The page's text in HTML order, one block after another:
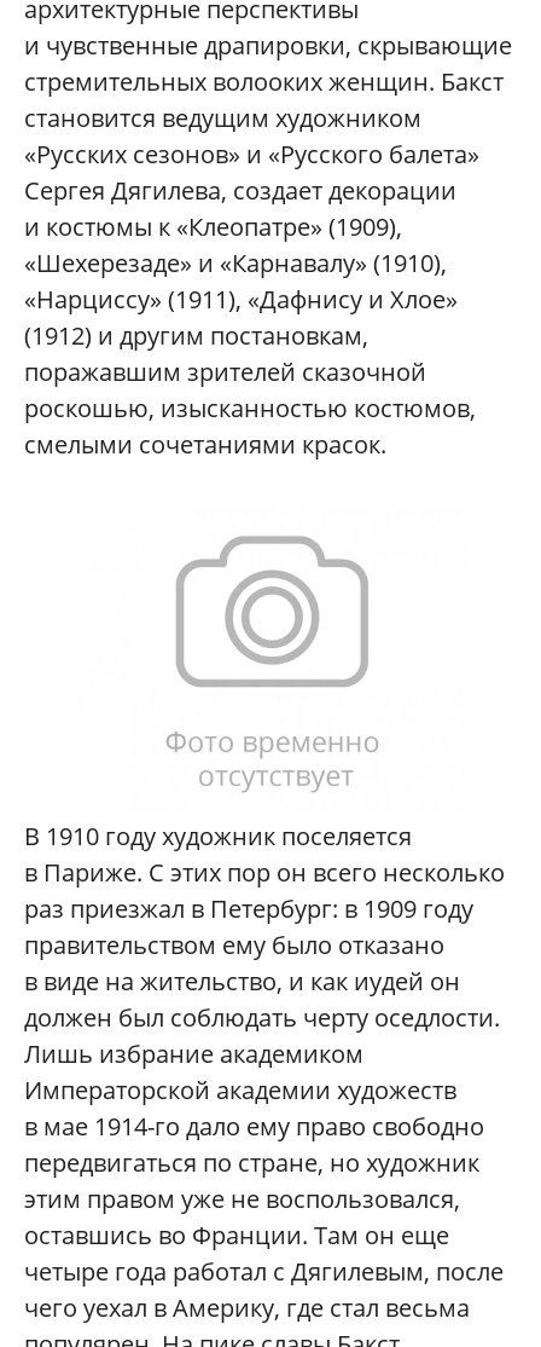
архитектурные перспективы
и чувственные драпировки, скрывающие
стремительных волооких женщин. Бакст
становится ведущим художником
«Русских сезонов» и «Русского балета»
Сергея Дягилева, создает декорации
и костюмы к «Клеопатре» (1909),
«Шехерезаде» и «Карнавалу» (1910),
«Нарциссу» (1911), «Дафнису и Хлое»
(1912) и другим постановкам,
поражавшим зрителей сказочной
роскошью, изысканностью костюмов,
смелыми сочетаниями красок.
В 1910 году художник поселяется
в Париже. С этих пор он всего несколько
раз приезжал в Петербург: в 1909 году
правительством ему было отказано
в виде на жительство, и как иудей он
должен был соблюдать черту оседлости.
Лишь избрание академиком
Императорской академии художеств
в мае 1914-го дало ему право свободно
передвигаться по стране, но художник
этим правом уже не воспользовался,
оставшись во Франции. Там он еще
четыре года работал с Дягилевым, после
чего уехал в Америку, где стал весьма